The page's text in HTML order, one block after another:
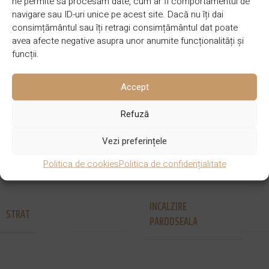
navigare sau ID-uri unice pe acest site. Dacă nu îți dai
consimțământul sau îți retragi consimțământul dat poate
avea afecte negative asupra unor anumite funcționalități și
funcții.
Accept
Refuză
Vezi preferințele
Politica de cookiesPolitica de confidențialitate
DIMENSIUNE
3850 x 300
x 16/4
SPECIE LEMN Stejar
Nut si
GROSIME
STRAT
INCALZIRE
PARDOSEALA